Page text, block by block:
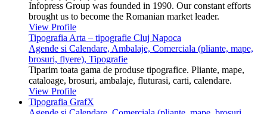
Infopress Group was founded in 1990. Our constant efforts
brought us to become the Romanian market leader.
View Profile
Tipografia Arta – tipografie Cluj Napoca
Agende si Calendare, Ambalaje, Comerciala (pliante, mape,
brosuri, flyere), Tipografie
Tiparim toata gama de produse tipografice. Pliante, mape,
cataloage, brosuri, ambalaje, fluturasi, carti, calendare.
View Profile
Tipografia GrafX